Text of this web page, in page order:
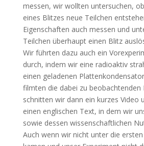
messen, wir wollten untersuchen,
eines Blitzes neue Teilchen
Eigenschaften auch messen und
Teilchen überhaupt einen Blitz
Wir führten dazu auch ein
durch, indem wir eine radioaktiv
einen geladenen
filmten die dabei zu beobachtenden
schnitten wir dann ein kurzes Video
einen englischen Text, in dem wir
sowie dessen wissenschaftlichen
Auch wenn wir nicht unter die